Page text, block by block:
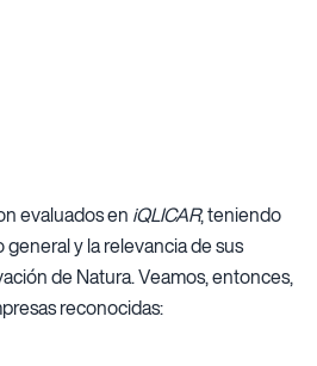
evaluados en iQLICAR, teniendo
y la relevancia de sus
de Natura. Veamos, entonces,
reconocidas: